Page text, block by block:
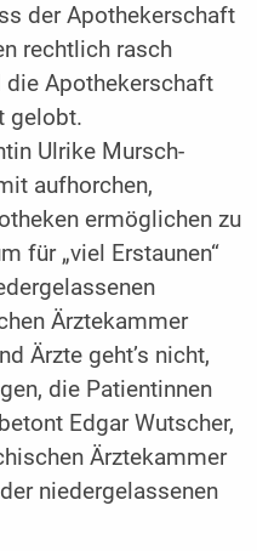
der Apothekerschaft
rechtlich rasch
Apothekerschaft
gelobt.
Ulrike Mursch-
aufhorchen,
ermöglichen zu
für „viel Erstaunen“
Ärztekammer
Ärzte geht’s nicht,
die Patientinnen
Edgar Wutscher,
Ärztekammer
niedergelassenen